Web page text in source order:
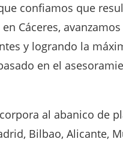
confiamos que
Cáceres,
y logrando la
en el
al abanico de
Bilbao, Alicante,